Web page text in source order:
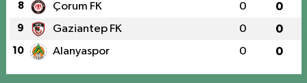
8 Çorum FK 0 0
9 Gaziantep FK 0 0
10 Alanyaspor 0 0